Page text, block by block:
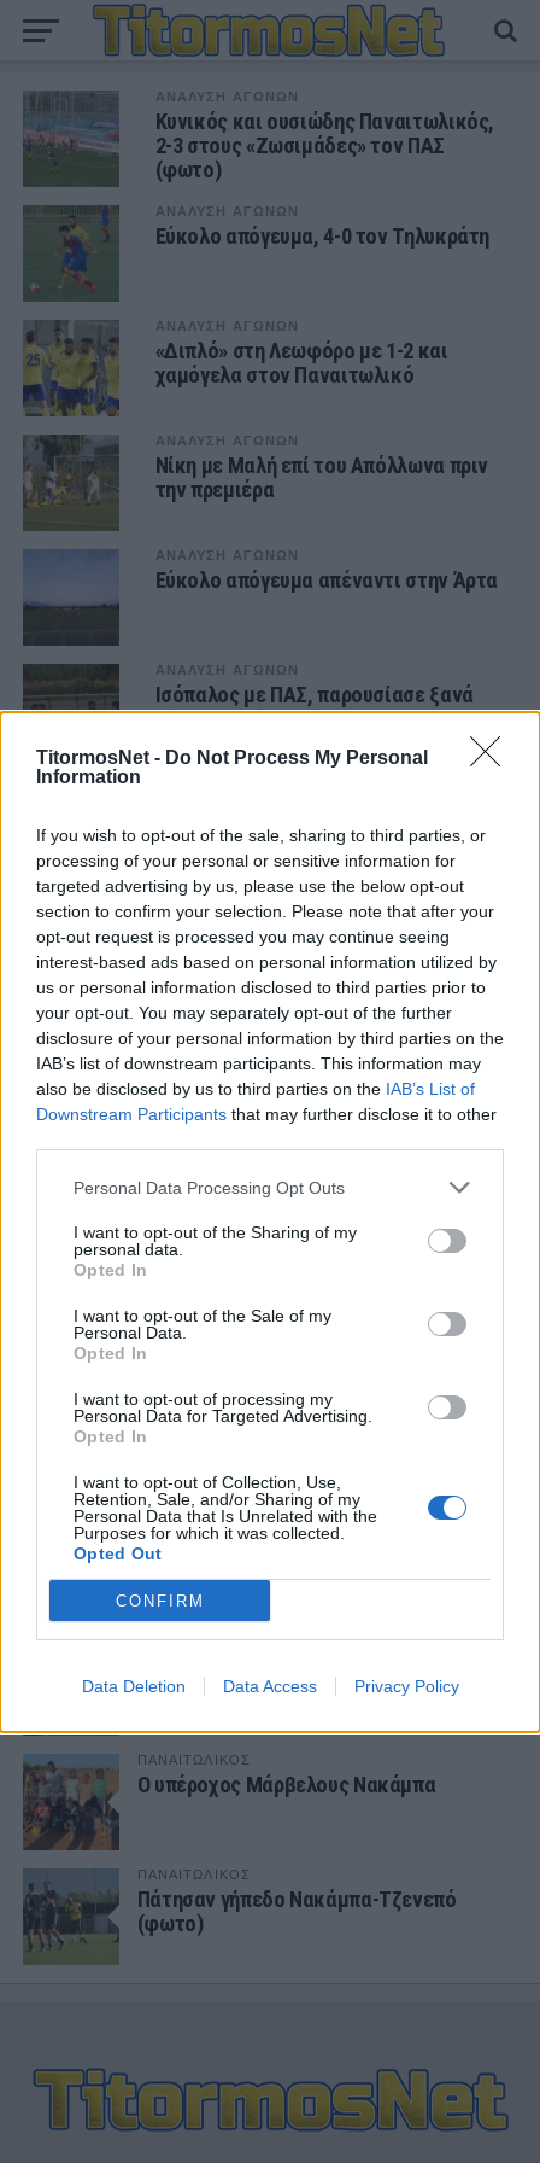
TitormosNet - Do Not Process My Personal
Information
If you wish to opt-out of the sale, sharing to third parties, or
processing of your personal or sensitive information for
targeted advertising by us, please use the below opt-out
section to confirm your selection. Please note that after your
opt-out request is processed you may continue seeing
interest-based ads based on personal information utilized by
us or personal information disclosed to third parties prior to
your opt-out. You may separately opt-out of the further
disclosure of your personal information by third parties on the
IAB’s list of downstream participants. This information may
also be disclosed by us to third parties on the IAB’s List of
Downstream Participants that may further disclose it to other
Personal Data Processing Opt Outs
I want to opt-out of the Sharing of my
personal data.
Opted In
I want to opt-out of the Sale of my
Personal Data.
Opted In
I want to opt-out of processing my
Personal Data for Targeted Advertising.
Opted In
I want to opt-out of Collection, Use,
Retention, Sale, and/or Sharing of my
Personal Data that Is Unrelated with the
Purposes for which it was collected.
Opted Out
CONFIRM
Data Deletion Data Access Privacy Policy
ΑΝΑΛΥΣΗ ΑΓΩΝΩΝ
Κυνικός και ουσιώδης Παναιτωλικός,
2-3 στους «Ζωσιμάδες» τον ΠΑΣ
(φωτο)
ΑΝΑΛΥΣΗ ΑΓΩΝΩΝ
Εύκολο απόγευμα, 4-0 τον Τηλυκράτη
ΑΝΑΛΥΣΗ ΑΓΩΝΩΝ
«Διπλό» στη Λεωφόρο με 1-2 και
χαμόγελα στον Παναιτωλικό
ΑΝΑΛΥΣΗ ΑΓΩΝΩΝ
Νίκη με Μαλή επί του Απόλλωνα πριν
την πρεμιέρα
ΑΝΑΛΥΣΗ ΑΓΩΝΩΝ
Εύκολο απόγευμα απέναντι στην Άρτα
ΑΝΑΛΥΣΗ ΑΓΩΝΩΝ
Ισόπαλος με ΠΑΣ, παρουσίασε ξανά
αδυναμίες (φωτο)
ΑΝΑΛΥΣΗ ΑΓΩΝΩΝ
Πρώτο δείγμα θετικό, 1-3 τη Λαμία
(φωτο- video)
ΑΝΑΛΥΣΗ ΑΓΩΝΩΝ
Βέργος από «χρυσό», λύτρωση και
παραμονή στο 83′
ΑΝΑΛΥΣΗ ΑΓΩΝΩΝ
«Έβγαλε την υποχρέωση» με ισοπαλία
στο Γεντί Κουλέ
ΝΕΑ
ΠΑΝΑΙΤΩΛΙΚΟΣ
Τα δεδομένα για τηλεοπτική κάλυψη με
ΕΙΔΗΣΕΙΣ
Αλλάζει όνομα ο Βόλος
ΤΜΗΜΑΤΑ ΥΠΟΔΟΜΗΣ
ΠΑΝΑΙΤΩΛΙΚΟΣ
Ο υπέροχος Μάρβελους Νακάμπα
ΠΑΝΑΙΤΩΛΙΚΟΣ
Πάτησαν γήπεδο Νακάμπα-Τζενεπό
(φωτο)